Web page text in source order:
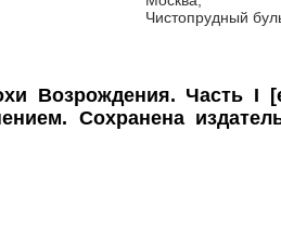
Чистопрудный
Возрождения. Часть I
Сохранена